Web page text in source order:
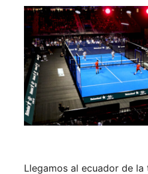
Llegamos al ecuador de la